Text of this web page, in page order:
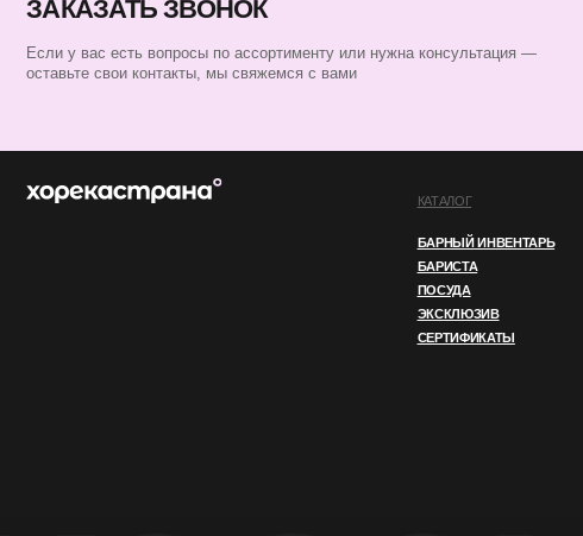
ЭКСКЛЮЗИВ